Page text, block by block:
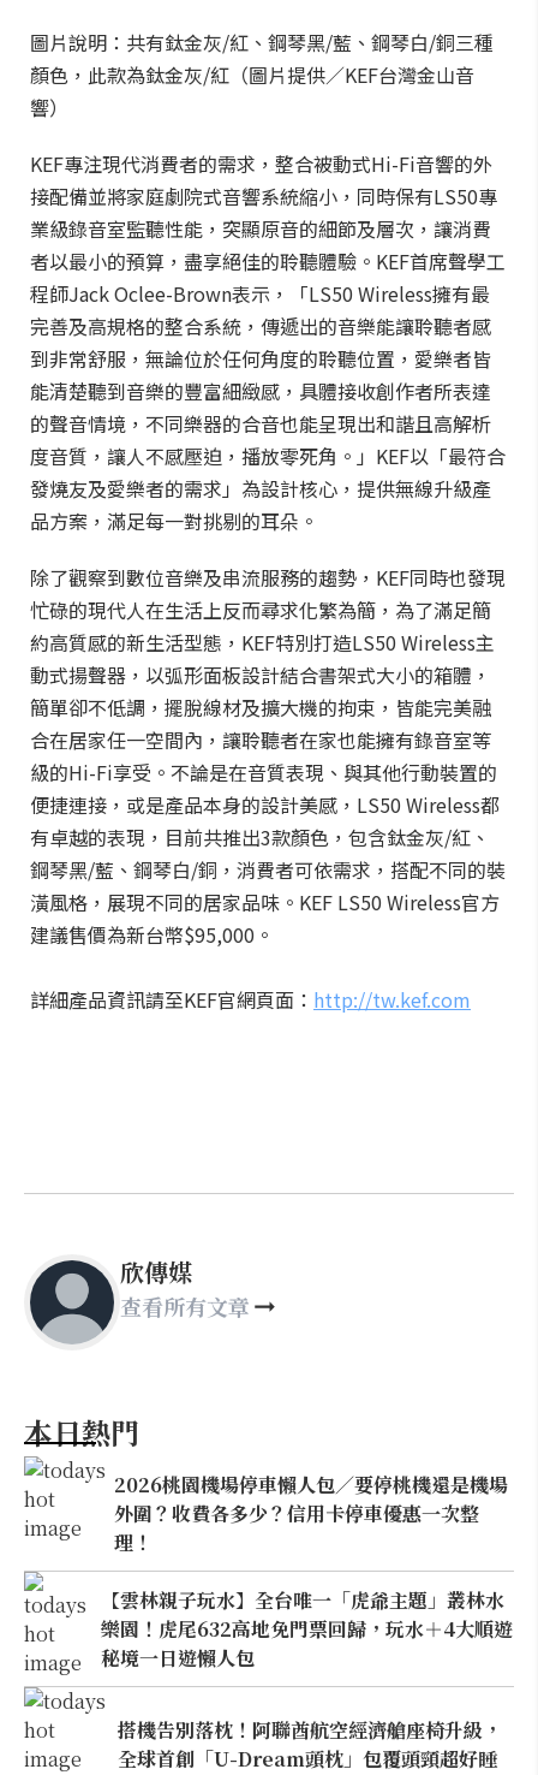
圖片說明：共有鈦金灰/紅、鋼琴黑/藍、鋼琴白/銅三種
顏色，此款為鈦金灰/紅（圖片提供／KEF台灣金山音
響）
KEF專注現代消費者的需求，整合被動式Hi-Fi音響的外
接配備並將家庭劇院式音響系統縮小，同時保有LS50專
業級錄音室監聽性能，突顯原音的細節及層次，讓消費
者以最小的預算，盡享絕佳的聆聽體驗。KEF首席聲學工
程師Jack Oclee-Brown表示，「LS50 Wireless擁有最
完善及高規格的整合系統，傳遞出的音樂能讓聆聽者感
到非常舒服，無論位於任何角度的聆聽位置，愛樂者皆
能清楚聽到音樂的豐富細緻感，具體接收創作者所表達
的聲音情境，不同樂器的合音也能呈現出和諧且高解析
度音質，讓人不感壓迫，播放零死角。」KEF以「最符合
發燒友及愛樂者的需求」為設計核心，提供無線升級產
品方案，滿足每一對挑剔的耳朵。
除了觀察到數位音樂及串流服務的趨勢，KEF同時也發現
忙碌的現代人在生活上反而尋求化繁為簡，為了滿足簡
約高質感的新生活型態，KEF特別打造LS50 Wireless主
動式揚聲器，以弧形面板設計結合書架式大小的箱體，
簡單卻不低調，擺脫線材及擴大機的拘束，皆能完美融
合在居家任一空間內，讓聆聽者在家也能擁有錄音室等
級的Hi-Fi享受。不論是在音質表現、與其他行動裝置的
便捷連接，或是產品本身的設計美感，LS50 Wireless都
有卓越的表現，目前共推出3款顏色，包含鈦金灰/紅、
鋼琴黑/藍、鋼琴白/銅，消費者可依需求，搭配不同的裝
潢風格，展現不同的居家品味。KEF LS50 Wireless官方
建議售價為新台幣$95,000。
詳細產品資訊請至KEF官網頁面： http://tw.kef.com
欣傳媒
查看所有文章
本日熱門
2026桃園機場停車懶人包／要停桃機還是機場
外圍？收費各多少？信用卡停車優惠一次整
理！
【雲林親子玩水】全台唯一「虎爺主題」叢林水
樂園！虎尾632高地免門票回歸，玩水＋4大順遊
秘境一日遊懶人包
搭機告別落枕！阿聯酋航空經濟艙座椅升級，
全球首創「U-Dream頭枕」包覆頭頸超好睡